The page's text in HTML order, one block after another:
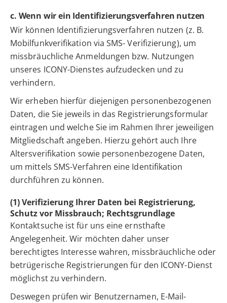
c. Wenn wir ein Identifizierungsverfahren nutzen
Wir können Identifizierungsverfahren nutzen (z. B.
Mobilfunkverifikation via SMS- Verifizierung), um
missbräuchliche Anmeldungen bzw. Nutzungen
unseres ICONY-Dienstes aufzudecken und zu
verhindern.
Wir erheben hierfür diejenigen personenbezogenen
Daten, die Sie jeweils in das Registrierungsformular
eintragen und welche Sie im Rahmen Ihrer jeweiligen
Mitgliedschaft angeben. Hierzu gehört auch Ihre
Altersverifikation sowie personenbezogene Daten,
um mittels SMS-Verfahren eine Identifikation
durchführen zu können.
(1) Verifizierung Ihrer Daten bei Registrierung,
Schutz vor Missbrauch; Rechtsgrundlage
Kontaktsuche ist für uns eine ernsthafte
Angelegenheit. Wir möchten daher unser
berechtigtes Interesse wahren, missbräuchliche oder
betrügerische Registrierungen für den ICONY-Dienst
möglichst zu verhindern.
Deswegen prüfen wir Benutzernamen, E-Mail-